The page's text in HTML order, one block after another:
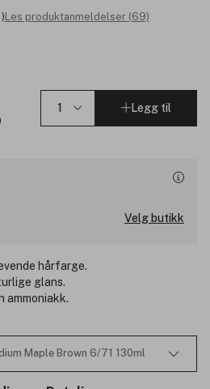
Les produktanmeldelser (69)
Legg til
Velg butikk
hårfarge.
glans.
ammoniakk.
Maple Brown 6/71 130ml